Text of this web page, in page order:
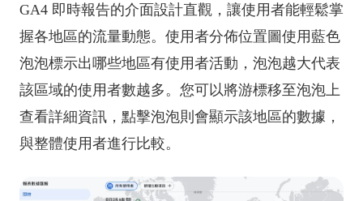
GA4 即時報告的介面設計直觀，讓使用者能輕鬆掌
握各地區的流量動態。使用者分佈位置圖使用藍色
泡泡標示出哪些地區有使用者活動，泡泡越大代表
該區域的使用者數越多。您可以將游標移至泡泡上
查看詳細資訊，點擊泡泡則會顯示該地區的數據，
與整體使用者進行比較。